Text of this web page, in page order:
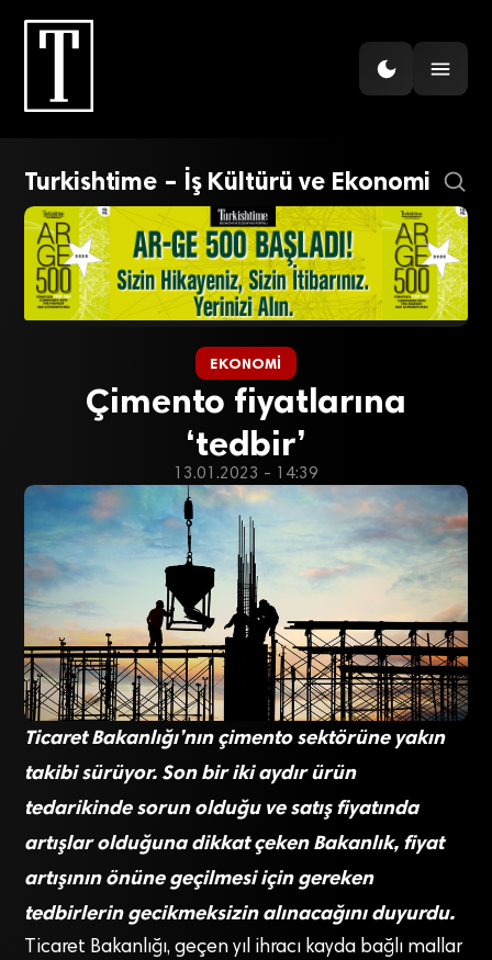
Turkishtime – İş Kültürü ve Ekonomi
EKONOMI
Çimento fiyatlarına
‘tedbir’
13.01.2023 - 14:39
Ticaret Bakanlığı’nın çimento sektörüne yakın
takibi sürüyor. Son bir iki aydır ürün
tedarikinde sorun olduğu ve satış fiyatında
artışlar olduğuna dikkat çeken Bakanlık, fiyat
artışının önüne geçilmesi için gereken
tedbirlerin gecikmeksizin alınacağını duyurdu.
Ticaret Bakanlığı, geçen yıl ihracı kayda bağlı mallar